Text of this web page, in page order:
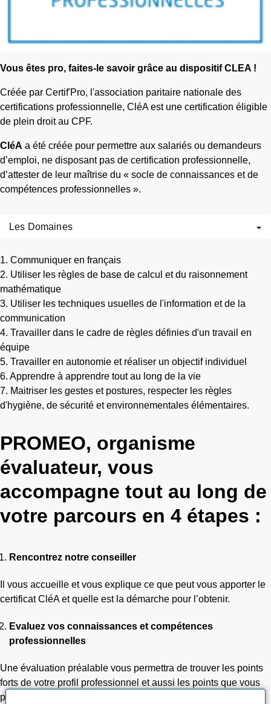
Vous êtes pro, faites-le savoir grâce au dispositif CLEA !
Créée par Certif'Pro, l'association paritaire nationale des
certifications professionnelle, CléA est une certification éligible
de plein droit au CPF.
CléA a été créée pour permettre aux salariés ou demandeurs
d’emploi, ne disposant pas de certification professionnelle,
d’attester de leur maîtrise du « socle de connaissances et de
compétences professionnelles ».
Les Domaines
1. Communiquer en français
2. Utiliser les règles de base de calcul et du raisonnement
mathématique
3. Utiliser les techniques usuelles de l'information et de la
communication
4. Travailler dans le cadre de règles définies d'un travail en
équipe
5. Travailler en autonomie et réaliser un objectif individuel
6. Apprendre à apprendre tout au long de la vie
7. Maitriser les gestes et postures, respecter les règles
d'hygiène, de sécurité et environnementales élémentaires.
PROMEO, organisme
évaluateur, vous
accompagne tout au long de
votre parcours en 4 étapes :
Rencontrez notre conseiller
Il vous accueille et vous explique ce que peut vous apporter le
certificat CléA et quelle est la démarche pour l’obtenir.
Evaluez vos connaissances et compétences
professionnelles
Une évaluation préalable vous permettra de trouver les points
forts de votre profil professionnel et aussi les points que vous
pourrez améliorer,